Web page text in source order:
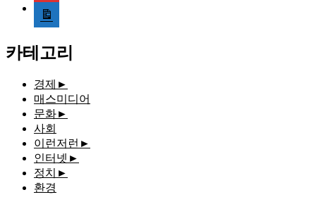
media-
document
카테고리
경제 ►
매스미디어
문화►
사회
이런저런 ►
인터넷 ►
정치 ►
환경